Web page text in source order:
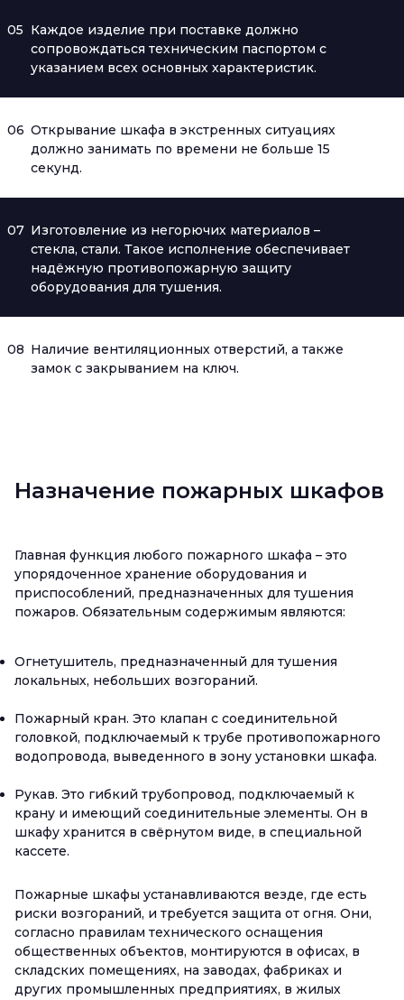
05 Каждое изделие при поставке должно
сопровождаться техническим паспортом с
указанием всех основных характеристик.
06 Открывание шкафа в экстренных ситуациях
должно занимать по времени не больше 15
секунд.
07 Изготовление из негорючих материалов –
стекла, стали. Такое исполнение обеспечивает
надёжную противопожарную защиту
оборудования для тушения.
08 Наличие вентиляционных отверстий, а также
замок с закрыванием на ключ.
Назначение пожарных шкафов
Главная функция любого пожарного шкафа – это
упорядоченное хранение оборудования и
приспособлений, предназначенных для тушения
пожаров. Обязательным содержимым являются:
Огнетушитель, предназначенный для тушения
локальных, небольших возгораний.
Пожарный кран. Это клапан с соединительной
головкой, подключаемый к трубе противопожарного
водопровода, выведенного в зону установки шкафа.
Рукав. Это гибкий трубопровод, подключаемый к
крану и имеющий соединительные элементы. Он в
шкафу хранится в свёрнутом виде, в специальной
кассете.
Пожарные шкафы устанавливаются везде, где есть
риски возгораний, и требуется защита от огня. Они,
согласно правилам технического оснащения
общественных объектов, монтируются в офисах, в
складских помещениях, на заводах, фабриках и
других промышленных предприятиях, в жилых